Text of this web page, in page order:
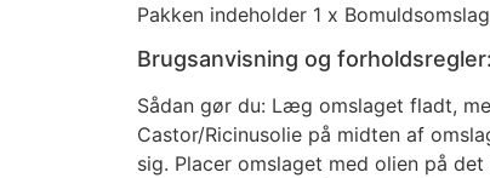
Pakken indeholder 1 x
Brugsanvisning og forholdsregler:
Sådan gør du: Læg omslaget fladt,
Castor/Ricinusolie på midten af
sig. Placer omslaget med olien på